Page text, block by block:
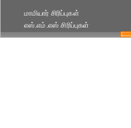
மாமியார் சிரிப்புகள்
எஸ்.எம்.எஸ் சிரிப்புகள்